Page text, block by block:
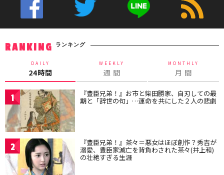
RANKING ランキング
DAILY
24時間
WEEKLY
週 間
MONTHLY
月 間
1 『豊臣兄弟！』お市と柴田勝家、自刃しての最
期と「辞世の句」…運命を共にした２人の悲劇
2 『豊臣兄弟！』茶々＝悪女はほぼ創作？秀吉が
溺愛、豊臣家滅亡を背負わされた茶々(井上和)
の壮絶すぎる生涯